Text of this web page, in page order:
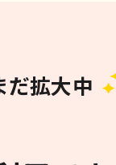
だ拡大中